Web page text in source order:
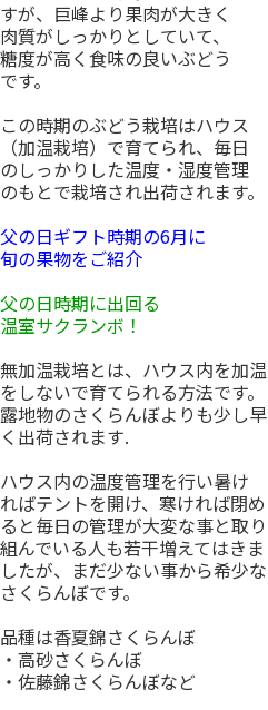
すが、巨峰より果肉が大きく
肉質がしっかりとしていて、
糖度が高く食味の良いぶどう
です。
この時期のぶどう栽培はハウス
（加温栽培）で育てられ、毎日
のしっかりした温度・湿度管理
のもとで栽培され出荷されます。
父の日ギフト時期の6月に
旬の果物をご紹介
父の日時期に出回る
温室サクランボ！
無加温栽培とは、ハウス内を加温
をしないで育てられる方法です。
露地物のさくらんぼよりも少し早
く出荷されます.
ハウス内の温度管理を行い暑け
ればテントを開け、寒ければ閉め
ると毎日の管理が大変な事と取り
組んでいる人も若干増えてはきま
したが、まだ少ない事から希少な
さくらんぼです。
品種は香夏錦さくらんぼ
・高砂さくらんぼ
・佐藤錦さくらんぼなど